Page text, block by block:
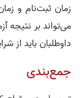
زمان ثبت‌نام و
می‌تواند بر نتیجه
داوطلبان باید از
جمع‌بندی